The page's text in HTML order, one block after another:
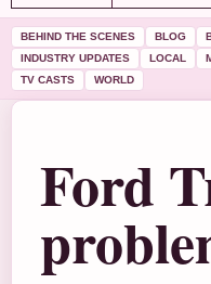
BEHIND THE SCENES BLOG
INDUSTRY UPDATES
LOCAL
TV CASTS
WORLD
Ford